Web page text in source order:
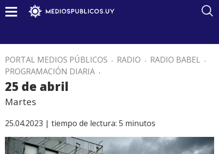
PORTAL MEDIOS PÚBLICOS . RADIO . RADIO BABEL .
PROGRAMACIÓN DIARIA .
25 de abril
Martes
25.04.2023 | tiempo de lectura: 5 minutos